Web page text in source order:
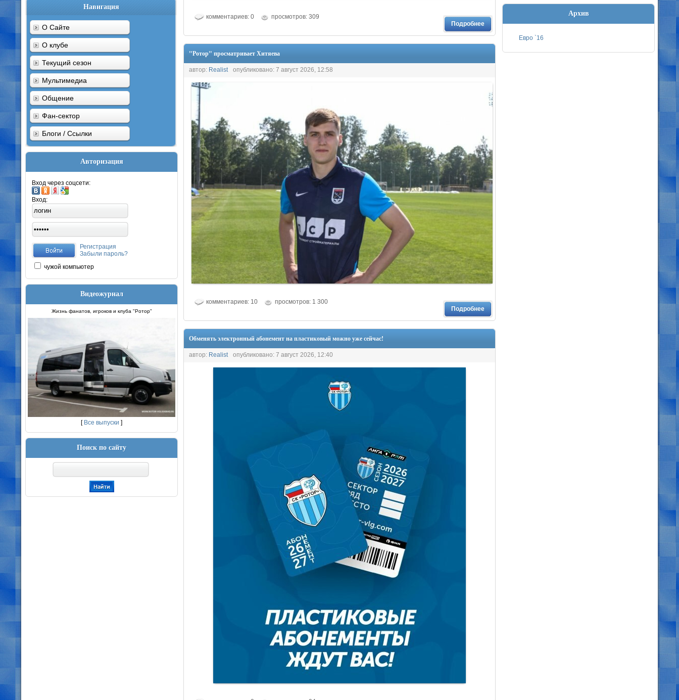
Навигация
О Сайте
О клубе
Текущий сезон
Мультимедиа
Общение
Фан-сектор
Блоги / Ссылки
Авторизация
Вход через соцсети:
Вход:
Регистрация
Забыли пароль?
чужой компьютер
Видеожурнал
Жизнь фанатов, игроков и клуба "Ротор"
[ Все выпуски ]
Поиск по сайту
комментариев: 0
просмотров: 309
Подробнее
"Ротор" просматривает Хитяева
автор: Realist опубликовано: 7 август 2026, 12:58
комментариев: 10
просмотров: 1 300
Подробнее
Обменять электронный абонемент на пластиковый можно уже сейчас!
автор: Realist опубликовано: 7 август 2026, 12:40
Архив
Евро `16